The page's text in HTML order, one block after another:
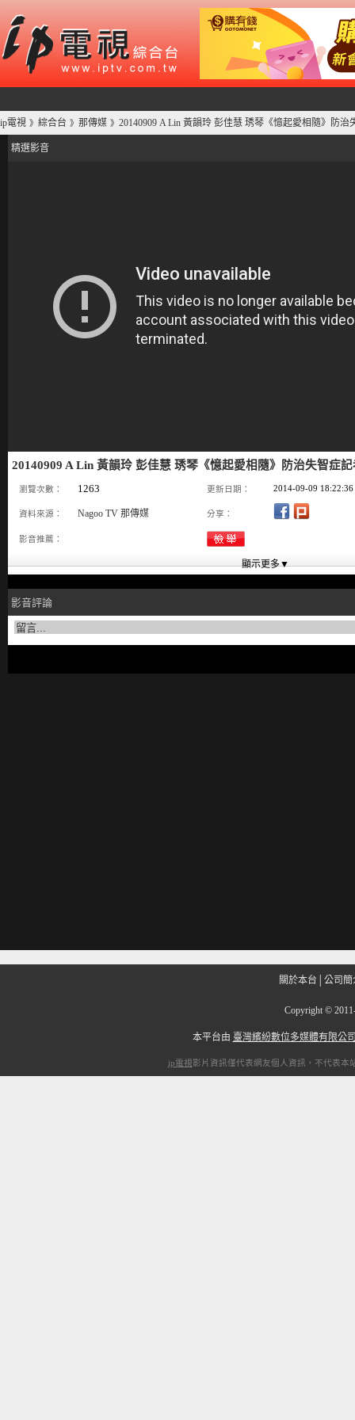
ip電視 》 綜合台 》 那傳媒 》 20140909 A Lin 黃韻玲 彭佳慧 琇琴《憶起愛相隨》防治
精選影音
20140909 A Lin 黃韻玲 彭佳慧 琇琴《憶起愛相隨》防治失智症
瀏覽次數： 1263 更新日期： 2014-09-09 18:22:36
資料來源： Nagoo TV 那傳媒 分享：
影音推薦：
影音評論
關於本台 公司簡
Copyright ©
本平台由 臺灣繽紛數位多媒體有限公
ip電視影片資訊僅代表網友個人資訊，不代表本